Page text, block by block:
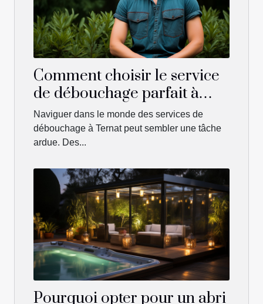
Comment choisir le service
de débouchage parfait à
Ternat
Naviguer dans le monde des services de
débouchage à Ternat peut sembler une tâche
ardue. Des...
Pourquoi opter pour un abri